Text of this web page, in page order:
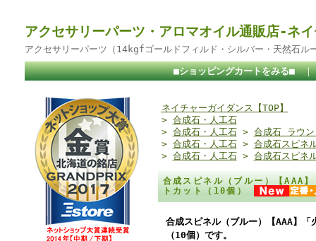
アクセサリーパーツ・アロマオイル通販店-ネ
アクセサリーパーツ（14kgfゴールドフィルド・シルバー・天然石ル
■ショッピングカートをみる■
ネイチャーガイダンス【TOP】
> 合成石・人工石
> 合成石・人工石> 合成石 ラウン
> 合成石・人工石> 合成石スピネ
> 合成石・人工石> 合成石スピネ
合成スピネル（ブルー）【AAA
トカット（10個）
合成スピネル（ブルー）【AAA】「
（10個）です。